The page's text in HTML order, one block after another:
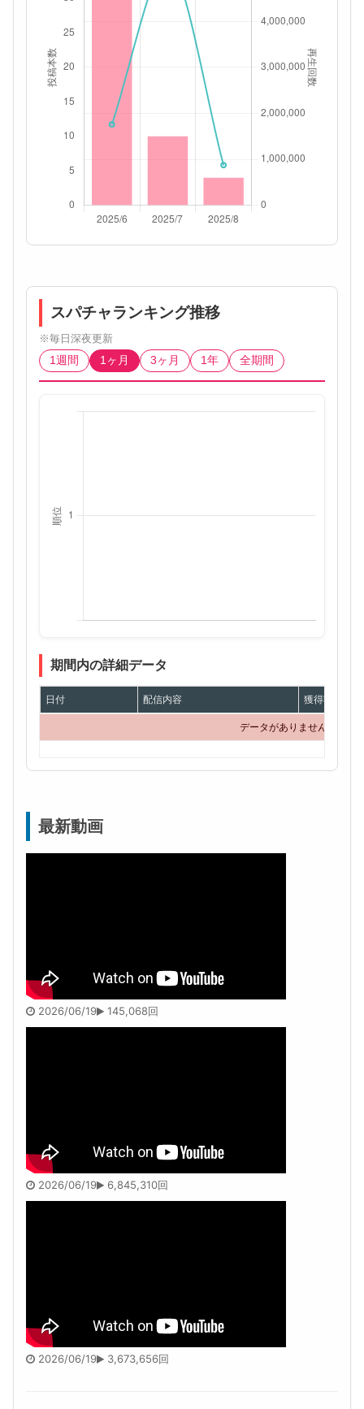
スパチャランキング推移
※毎日深夜更新
1週間
1ヶ月 3ヶ月 1年 全期間
期間内の詳細データ
日付 配信内容 獲得額
データがありません
最新動画
2026/06/19 145,068回
2026/06/19 6,845,310回
2026/06/19 3,673,656回